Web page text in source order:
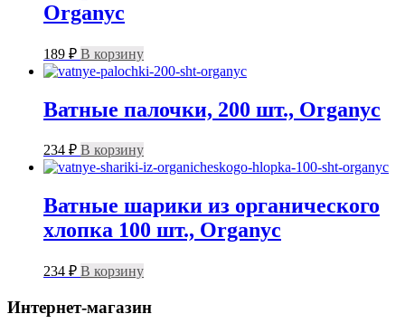
Organyc
189 ₽ В корзину
Ватные палочки, 200 шт., Organyc
234 ₽ В корзину
Ватные шарики из органического
хлопка 100 шт., Organyc
234 ₽ В корзину
Интернет-магазин